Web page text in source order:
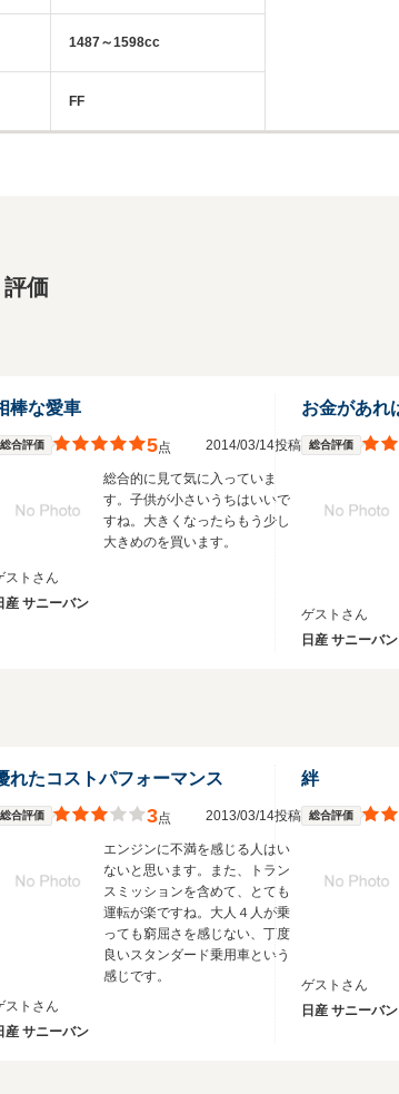
1487～1598cc
FF
価
棒な愛車
総合評価 5点 2014/03/14投稿
総合的に見て気に入っていま
す。子供が小さいうちはいいで
すね。大きくなったらもう少し
大きめのを買います。
ストさん
産 サニーバン
総合評価
ゲストさん
日産 サニーバン
れたコストパフォーマンス
総合評価 3点 2013/03/14投稿
エンジンに不満を感じる人はい
ないと思います。また、トラン
スミッションを含めて、とても
運転が楽ですね。大人４人が乗
っても窮屈さを感じない、丁度
良いスタンダード乗用車という
感じです。
ストさん
産 サニーバン
絆
総合評価
ゲストさん
日産 サニーバン